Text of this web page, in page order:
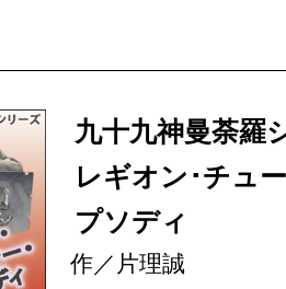
九十九神曼荼
レギオン･チュ
プソディ
作／片理誠